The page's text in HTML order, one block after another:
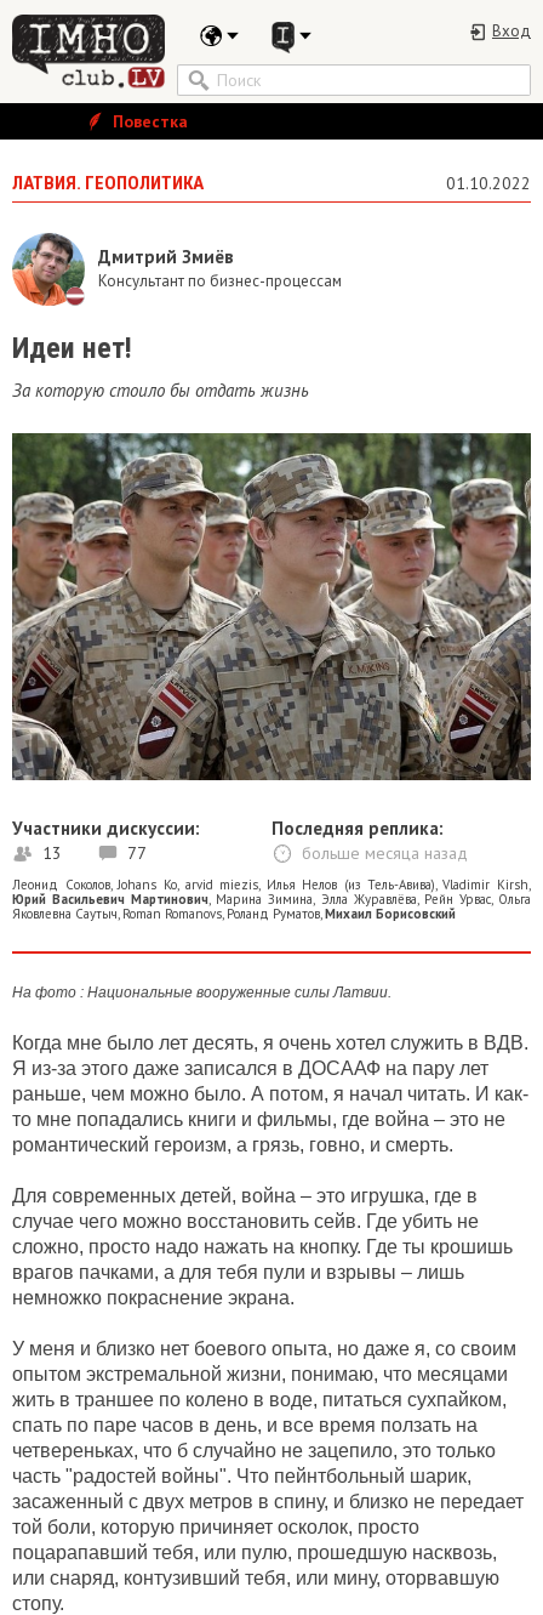
Вход
Повестка
ЛАТВИЯ. ГЕОПОЛИТИКА 01.10.2022
Дмитрий Змиёв
Консультант по бизнес-процессам
Идеи нет!
За которую стоило бы отдать жизнь
Участники дискуссии:
13 77
Последняя реплика:
больше месяца назад
Леонид Соколов, Johans Ko, arvid miezis Илья Нелов (из Тель-Авива) ,Vladimir Kirsh
Юрий Васильевич Мартинович Марина Зимина Элла Журавлёва Рейн Урвас, Ольга
Яковлевна Саутыч Roman Romanovs Роланд Руматов Михаил Борисовский
На фото : Национальные вооруженные силы Латвии.
Когда мне было лет десять, я очень хотел служить в ВДВ.
Я из-за этого даже записался в ДОСААФ на пару лет
раньше, чем можно было. А потом, я начал читать. И как-
то мне попадались книги и фильмы, где война – это не
романтический героизм, а грязь, говно, и смерть.
Для современных детей, война – это игрушка, где в
случае чего можно восстановить сейв. Где убить не
сложно, просто надо нажать на кнопку. Где ты крошишь
врагов пачками, а для тебя пули и взрывы – лишь
немножко покраснение экрана.
У меня и близко нет боевого опыта, но даже я, со своим
опытом экстремальной жизни, понимаю, что месяцами
жить в траншее по колено в воде, питаться сухпайком,
спать по паре часов в день, и все время ползать на
четвереньках, что б случайно не зацепило, это только
часть "радостей войны". Что пейнтбольный шарик,
засаженный с двух метров в спину, и близко не передает
той боли, которую причиняет осколок, просто
поцарапавший тебя, или пулю, прошедшую насквозь,
или снаряд, контузивший тебя, или мину, оторвавшую
стопу.